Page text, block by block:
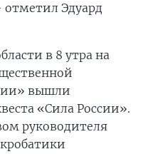
Эдуард
в 8 утра на
вышли
«Сила России».
руководителя